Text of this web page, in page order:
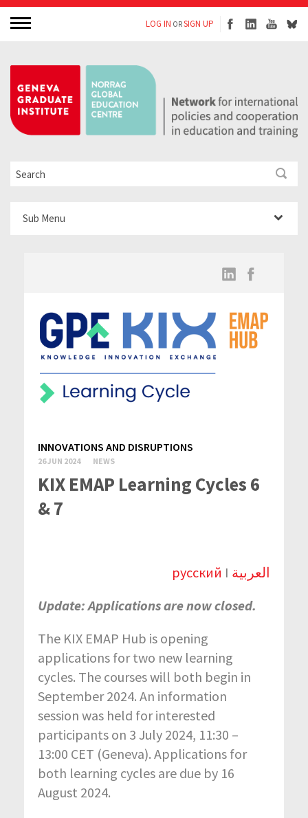
LOG IN ORSIGN UP
Sub Menu
INNOVATIONS AND DISRUPTIONS
26 JUN 2024 NEWS
KIX EMAP Learning Cycles 6
& 7
русский I العربية
Update: Applications are now closed.
The KIX EMAP Hub is opening
applications for two new learning
cycles. The courses will both begin in
September 2024. An information
session was held for interested
participants on 3 July 2024, 11:30 –
13:00 CET (Geneva). Applications for
both learning cycles are due by 16
August 2024.